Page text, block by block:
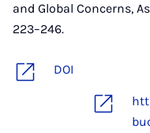
and Global Concerns,
223–246.
DOI